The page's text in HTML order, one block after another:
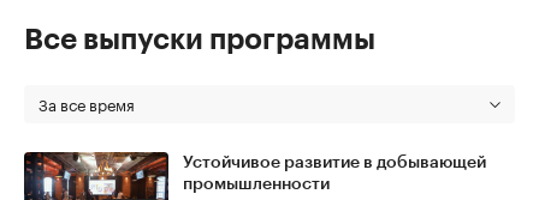
Все выпуски программы
За все время
Устойчивое развитие в добывающей
промышленности